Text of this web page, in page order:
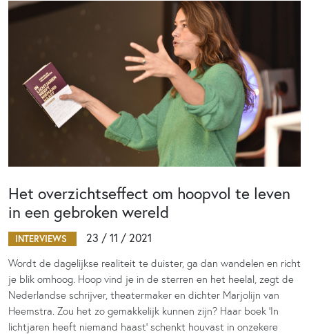
Het overzichtseffect om hoopvol te leven
in een gebroken wereld
INTERVIEWS 23 / 11 / 2021
Wordt de dagelijkse realiteit te duister, ga dan wandelen en richt
je blik omhoog. Hoop vind je in de sterren en het heelal, zegt de
Nederlandse schrijver, theatermaker en dichter Marjolijn van
Heemstra. Zou het zo gemakkelijk kunnen zijn? Haar boek ‘In
lichtjaren heeft niemand haast’ schenkt houvast in onzekere